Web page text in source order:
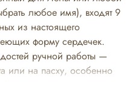
любое имя), входят 9
из настоящего
форму сердечек.
ручной работы —
или на пасху, особенно
Леночку, удивить